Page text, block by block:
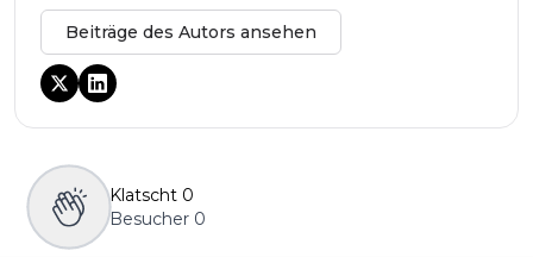
Beiträge des Autors ansehen
Klatscht 0
Besucher 0